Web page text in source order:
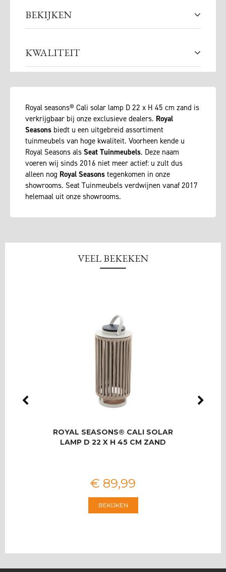
BEKIJKEN
KWALITEIT
Royal seasons® Cali solar lamp D 22 x H 45 cm zand is
verkrijgbaar bij onze exclusieve dealers. Royal
Seasons biedt u een uitgebreid assortiment
tuinmeubels van hoge kwaliteit. Voorheen kende u
Royal Seasons als Seat Tuinmeubels. Deze naam
voeren wij sinds 2016 niet meer actief: u zult dus
alleen nog Royal Seasons tegenkomen in onze
showrooms. Seat Tuinmeubels verdwijnen vanaf 2017
helemaal uit onze showrooms.
VEEL BEKEKEN
ROYAL SEASONS® CALI SOLAR
LAMP D 22 X H 45 CM ZAND
€ 89,99
BEKIJKEN